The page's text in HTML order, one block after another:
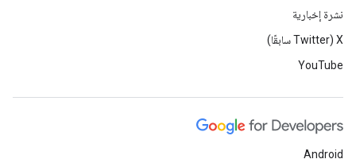
نشرة إخبارية
‫X ‏(Twitter سابقًا)
YouTube
Android